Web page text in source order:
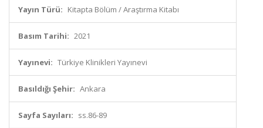
Yayın Türü: Kitapta Bölüm / Araştırma Kitabı
Basım Tarihi: 2021
Yayınevi: Türkiye Klinikleri Yayınevi
Basıldığı Şehir: Ankara
Sayfa Sayıları: ss.86-89